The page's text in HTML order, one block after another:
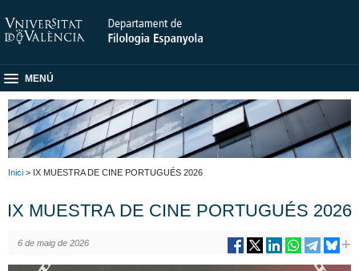
MENÚ
Inici > IX MUESTRA DE CINE PORTUGUÉS 2026
IX MUESTRA DE CINE PORTUGUÉS 2026
6 de maig de 2026